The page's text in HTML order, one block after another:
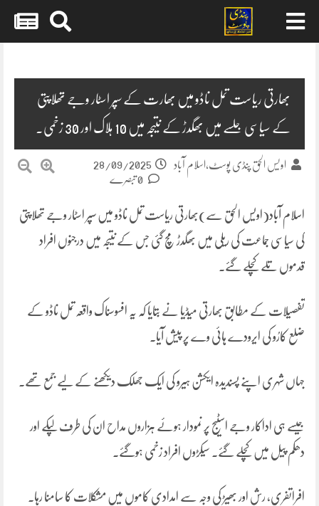
بھارتی ریاست تمل ناڈو میں بھارت کے سپر اسٹار وجے تھلاپتی
کے سیاسی جلسے میں بھگدڑ کے نتیجہ میں 10 ہلاک اور 30 زخمی.
اویس الحق پنڈی پوسٹ،اسلام آباد
28/09/2025
اسلام آباد(اویس الحق سے)بھارتی ریاست تمل ناڈو میں سپر اسٹار وجے تھلاپتی
کی سیاسی جماعت کی ریلی میں بھگدڑ مچ گئی جس کے نتیجہ میں درجنوں افراد
قدموں تلے کچلے گئے۔
تفصیلات کے مطابق بھارتی میڈیا نے بتایا کہ یہ افسوسناک واقعہ تمل ناڈو کے
ضلع کارُو کی ایرودے ہائی وے پر پیش آیا۔
جہاں شہری اپنے پسندیدہ ایکشن ہیرو کی ایک جھلک دیکھنے کے لیے جمع تھے۔
جیسے ہی اداکار وجے اسٹیج پر نمودار ہوئے ہزاروں مداح ان کی طرف لپکے اور
دھکم پیل میں کچلے گئے۔ سیکڑوں افراد زخمی ہوگئے۔
افراتفری، رش اور بھیڑ کی وجہ سے امدادی کاموں میں مشکلات کا سامنا رہا۔